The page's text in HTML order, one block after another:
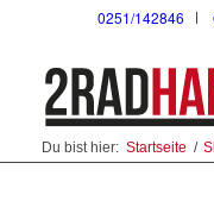
0251/142846
Du bist hier: Startseite /